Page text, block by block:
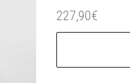
227,90€